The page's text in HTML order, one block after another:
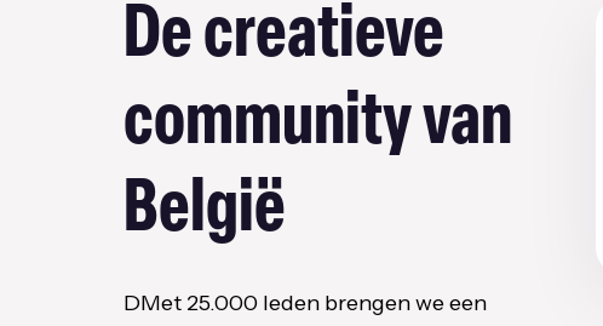
De creatieve
community van
België
DMet 25.000 leden brengen we een